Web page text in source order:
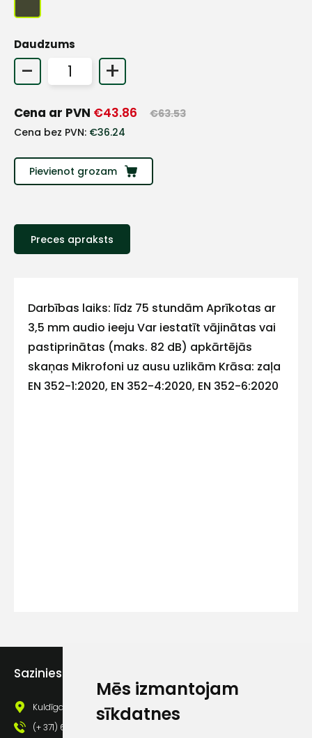
Mēs izmantojam
sīkdatnes
Daudzums
- +
Cena ar PVN €43.86 €63.53
Cena bez PVN: €36.24
Pievienot grozam
Preces apraksts
Darbības laiks: līdz 75 stundām Aprīkotas ar
3,5 mm audio ieeju Var iestatīt vājinātas vai
pastiprinātas (maks. 82 dB) apkārtējās
skaņas Mikrofoni uz ausu uzlikām Krāsa: zaļa
EN 352-1:2020, EN 352-4:2020, EN 352-6:2020
Sazinies ar mums
Kuldīgas iela 69a, Saldus, Saldus nov., LV - 3801
(+ 371) 63 881 186
Vārds
E-pasts
Piekrītu saņemt
+